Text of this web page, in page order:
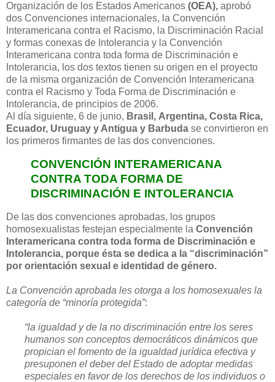
Organización de los Estados Americanos (OEA), aprobó
dos Convenciones internacionales, la Convención
Interamericana contra el Racismo, la Discriminación Racial
y formas conexas de Intolerancia y la Convención
Interamericana contra toda forma de Discriminación e
Intolerancia, los dos textos tienen su origen en el proyecto
de la misma organización de Convención Interamericana
contra el Racismo y Toda Forma de Discriminación e
Intolerancia, de principios de 2006.
Al día siguiente, 6 de junio, Brasil, Argentina, Costa Rica,
Ecuador, Uruguay y Antigua y Barbuda se convirtieron en
los primeros firmantes de las dos convenciones.
CONVENCIÓN INTERAMERICANA
CONTRA TODA FORMA DE
DISCRIMINACIÓN E INTOLERANCIA
De las dos convenciones aprobadas, los grupos
homosexualistas festejan especialmente la Convención
Interamericana contra toda forma de Discriminación e
Intolerancia, porque ésta se dedica a la “discriminación”
por orientación sexual e identidad de género.
La Convención aprobada les otorga a los homosexuales la
categoría de “minoría protegida”:
“la igualdad y de la no discriminación entre los seres
humanos son conceptos democráticos dinámicos que
propician el fomento de la igualdad jurídica efectiva y
presuponen el deber del Estado de adoptar medidas
especiales en favor de los derechos de los individuos o